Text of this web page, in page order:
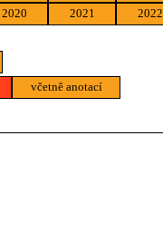
2020 2021
2022
včetně anotací